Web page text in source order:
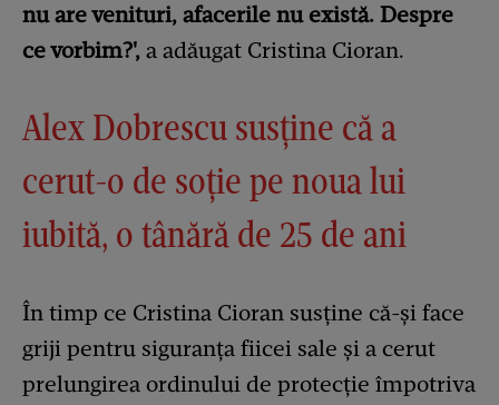
nu are venituri, afacerile nu există. Despre
ce vorbim?', a adăugat Cristina Cioran.
Alex Dobrescu susține că a
cerut-o de soție pe noua lui
iubită, o tânără de 25 de ani
În timp ce Cristina Cioran susține că-și face
griji pentru siguranța fiicei sale și a cerut
prelungirea ordinului de protecție împotriva